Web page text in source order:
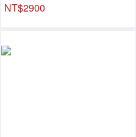
NT$2900